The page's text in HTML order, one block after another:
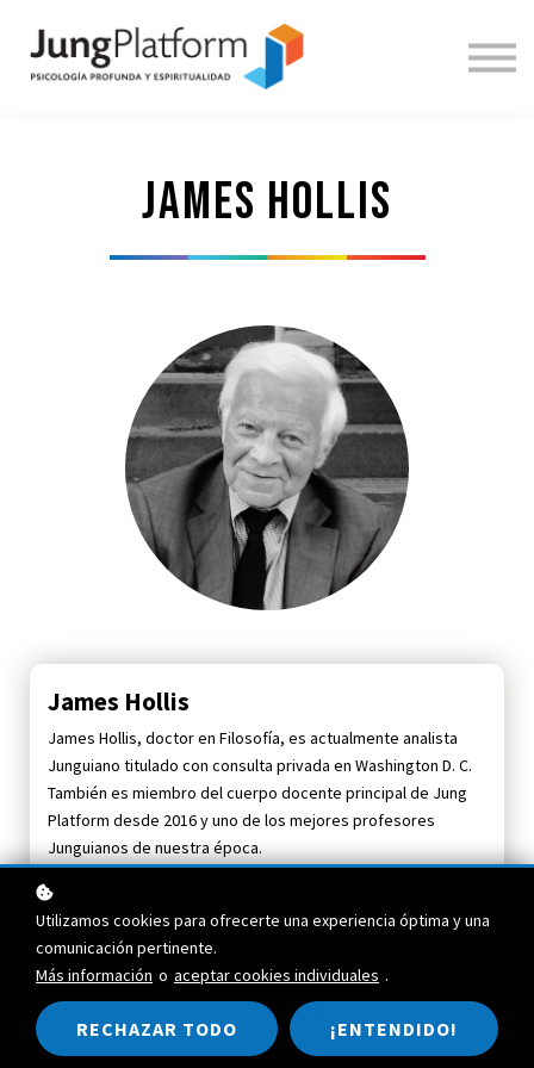
DOCENTES
INICIAR SESIÓN
James Hollis
James Hollis
James Hollis, doctor en Filosofía, es actualmente analista
Junguiano titulado con consulta privada en Washington D. C.
También es miembro del cuerpo docente principal de Jung
Platform desde 2016 y uno de los mejores profesores
Junguianos de nuestra época.
Nació en Springfield, Illinois, y se graduó en la Universidad de
Manchester en 1962 y en la Universidad de Drew en 1967.
Impartió clases de Humanidades durante 26 años en diversas
facultades y universidades antes de formarse como analista
Junguiano en el Instituto Jung de Zúrich, Suiza (1977-82). Fue
director ejecutivo del Jung Educational Center de Houston,
Utilizamos cookies para ofrecerte una experiencia óptima y una
comunicación pertinente.
Más información o aceptar cookies individuales .
RECHAZAR TODO ¡ENTENDIDO!